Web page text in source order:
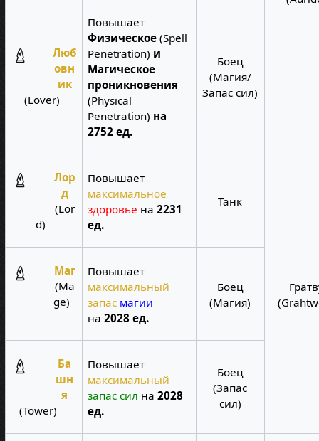
Люб
овн
ик
(Lover)
Повышает
Физическое (Spell
Penetration) и
Магическое
проникновения
(Physical
Penetration) на
2752 ед.
Боец
(Магия/
Запас сил)
Лор
д
(Lor
d)
Повышает
максимальное
здоровье на2231
ед.
Танк
Маг
(Ma
ge)
Повышает
максимальный
запас магии
на2028 ед.
Боец
(Магия)
Ба
шн
я
(Tower)
Повышает
максимальный
запас сил на2028
ед.
Боец
(Запас
сил)